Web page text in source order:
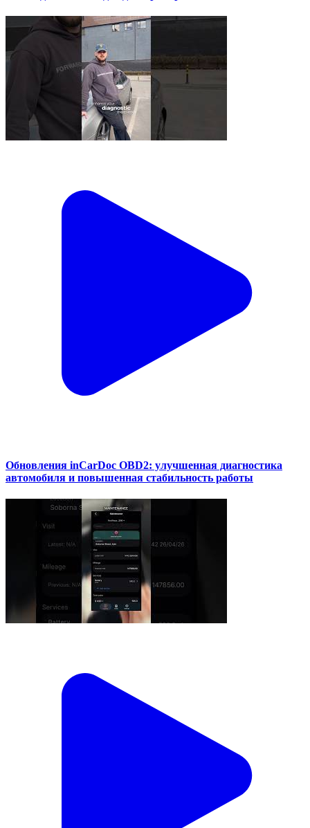
Обновления inCarDoc OBD2: улучшенная диагностика
автомобиля и повышенная стабильность работы